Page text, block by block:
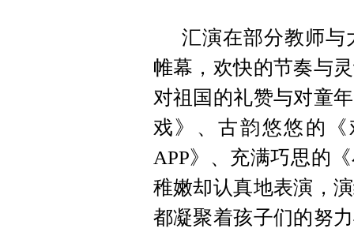
汇演在部分教师与
帷幕，欢快的节奏与
对祖国的礼赞与对童
戏》、古韵悠悠的
APP》、充满巧思的
稚嫩却认真地表演，
都凝聚着孩子们的努